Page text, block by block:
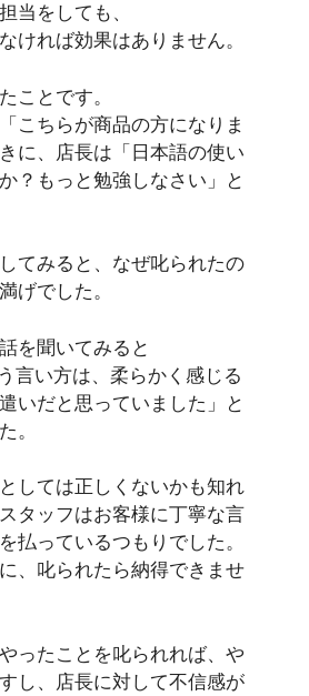
当をしても、
ければ効果はありません。
ことです。
「こちらが商品の方になりま
に、店長は「日本語の使い
？もっと勉強しなさい」と
てみると、なぜ叱られたの
げでした。
を聞いてみると
言い方は、柔らかく感じる
いだと思っていました」と
。
しては正しくないかも知れ
タッフはお客様に丁寧な言
払っているつもりでした。
、叱られたら納得できませ
ったことを叱られれば、や
し、店長に対して不信感が